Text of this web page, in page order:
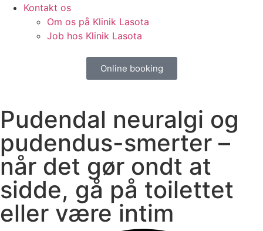
Kontakt os
Om os på Klinik Lasota
Job hos Klinik Lasota
Online booking
Pudendal neuralgi og
pudendus-smerter –
når det gør ondt at
sidde, gå på toilettet
eller være intim